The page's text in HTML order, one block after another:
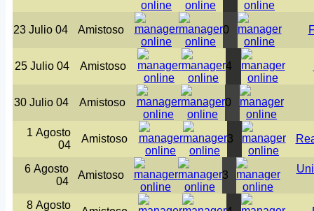
23 Julio 04 Amistoso 0
25 Julio 04 Amistoso 4
30 Julio 04 Amistoso 0
1 Agosto
04
Amistoso 3
6 Agosto
04
Amistoso 3
8 Agosto